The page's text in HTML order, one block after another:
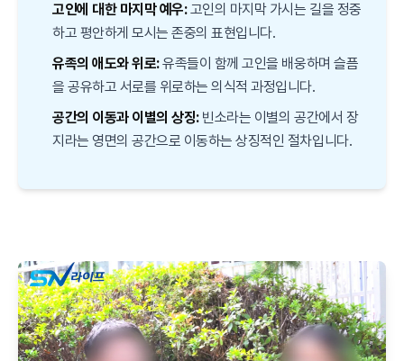
고인에 대한 마지막 예우:고인의 마지막 가시는 길을 정중
하고 평안하게 모시는 존중의 표현입니다.
유족의 애도와 위로:유족들이 함께 고인을 배웅하며 슬픔
을 공유하고 서로를 위로하는 의식적 과정입니다.
공간의 이동과 이별의 상징:빈소라는 이별의 공간에서 장
지라는 영면의 공간으로 이동하는 상징적인 절차입니다.